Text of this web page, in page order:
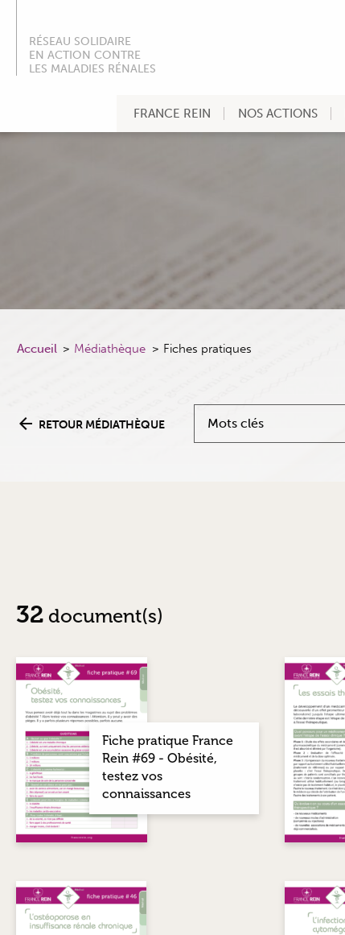
RÉSEAU SOLIDAIRE
EN ACTION CONTRE
LES MALADIES RÉNALES
FRANCE REIN NOS ACTIONS
Accueil Médiathèque Fiches pratiques
RETOUR MÉDIATHÈQUE Mots clés
32 document(s)
Fiche pratique France
Rein #69 - Obésité,
testez vos
connaissances